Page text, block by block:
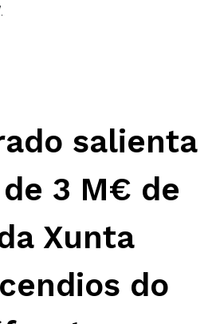
salienta
3 M€ de
Xunta
do